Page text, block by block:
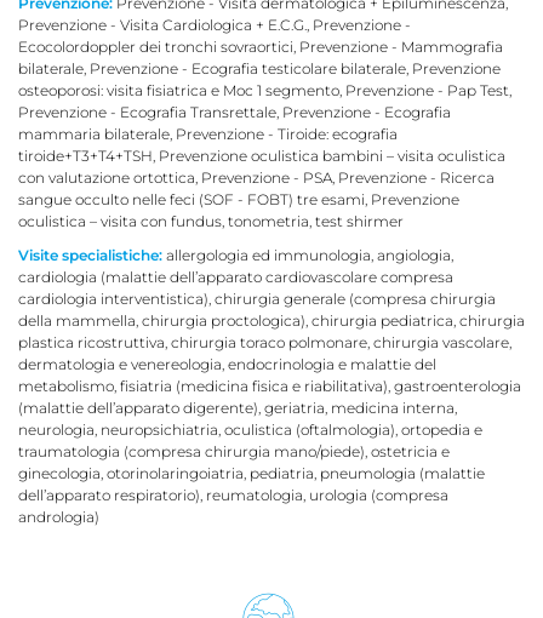
Prevenzione - Visita Cardiologica + E.C.G., Prevenzione -
Ecocolordoppler dei tronchi sovraortici, Prevenzione - Mammografia
bilaterale, Prevenzione - Ecografia testicolare bilaterale, Prevenzione
osteoporosi: visita fisiatrica e Moc 1 segmento, Prevenzione - Pap Test,
Prevenzione - Ecografia Transrettale, Prevenzione - Ecografia
mammaria bilaterale, Prevenzione - Tiroide: ecografia
tiroide+T3+T4+TSH, Prevenzione oculistica bambini – visita oculistica
con valutazione ortottica, Prevenzione - PSA, Prevenzione - Ricerca
sangue occulto nelle feci (SOF - FOBT) tre esami, Prevenzione
oculistica – visita con fundus, tonometria, test shirmer
Visite specialistiche: allergologia ed immunologia, angiologia,
cardiologia (malattie dell’apparato cardiovascolare compresa
cardiologia interventistica), chirurgia generale (compresa chirurgia
della mammella, chirurgia proctologica), chirurgia pediatrica, chirurgia
plastica ricostruttiva, chirurgia toraco polmonare, chirurgia vascolare,
dermatologia e venereologia, endocrinologia e malattie del
metabolismo, fisiatria (medicina fisica e riabilitativa), gastroenterologia
(malattie dell’apparato digerente), geriatria, medicina interna,
neurologia, neuropsichiatria, oculistica (oftalmologia), ortopedia e
traumatologia (compresa chirurgia mano/piede), ostetricia e
ginecologia, otorinolaringoiatria, pediatria, pneumologia (malattie
dell’apparato respiratorio), reumatologia, urologia (compresa
andrologia)